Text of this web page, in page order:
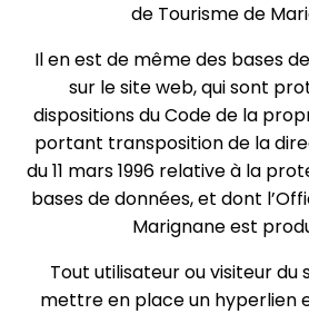
de Tourisme de
Il en est de même des bases
sur le site web, qui sont
dispositions du Code de la
portant transposition de la
du 11 mars 1996 relative à la
bases de données, et dont
Marignane est
Tout utilisateur ou visiteur du
mettre en place un hyperlien